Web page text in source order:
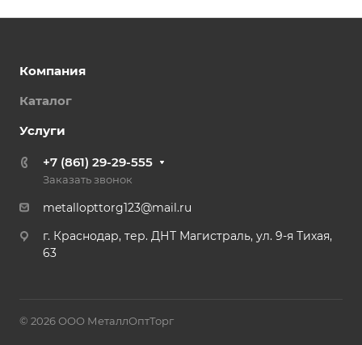
Компания
Каталог
Услуги
+7 (861) 29-29-555
Заказать звонок
metallopttorg123@mail.ru
г. Краснодар, тер. ДНТ Магистраль, ул. 9-я Тихая,
63
© 2026 ООО МеталлОптТорг